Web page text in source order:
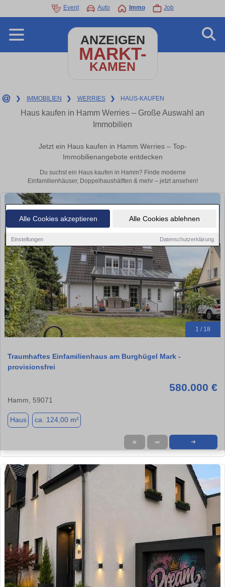
Alle Cookies akzeptieren Alle Cookies ablehnen
Einstellungen Datenschutzerklärung
Event Auto Immo Job
ANZEIGEN
MARKT-
KAMEN
❯ IMMOBILIEN ❯ WERRIES ❯ HAUS-KAUFEN
Haus kaufen in Hamm Werries – Große Auswahl an
Immobilien
Jetzt ein Haus kaufen in Hamm Werries – Top-
Immobilienangebote entdecken
Du suchst ein Haus kaufen in Hamm? Finde moderne
Einfamilienhäuser, Doppelhaushälften & mehr – jetzt ansehen!
1 / 18
Traumhaftes Einfamilienhaus am Burghügel Mark -
provisionsfrei
580.000 €
Hamm, 59071
Haus ca. 124,00 m²
★ ➦ ➜